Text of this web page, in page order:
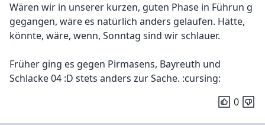
Wären wir in unserer kurzen, guten Phase in Führun g
gegangen, wäre es natürlich anders gelaufen. Hätte,
könnte, wäre, wenn, Sonntag sind wir schlauer.
Früher ging es gegen Pirmasens, Bayreuth und
Schlacke 04 :D stets anders zur Sache. :cursing:
0